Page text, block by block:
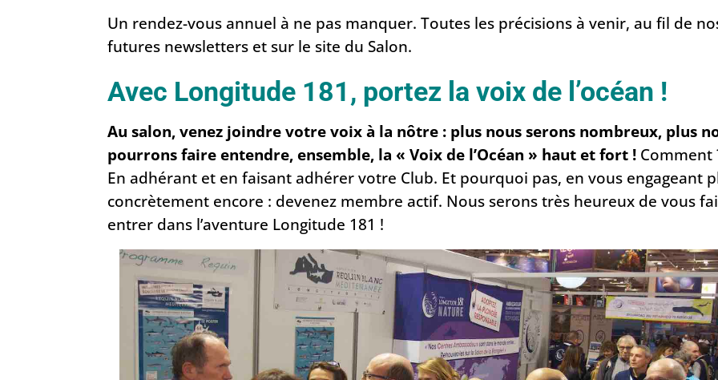
Un rendez-vous annuel à ne pas manquer. Toutes les précisions à venir, au fil de
futures newsletters et sur le site du Salon.
Avec Longitude 181, portez la voix de l’océan !
Au salon, venez joindre votre voix à la nôtre : plus nous serons nombreux, plus
pourrons faire entendre, ensemble, la « Voix de l’Océan » haut et fort ! Comment
En adhérant et en faisant adhérer votre Club. Et pourquoi pas, en vous engageant
concrètement encore : devenez membre actif. Nous serons très heureux de vous
entrer dans l’aventure Longitude 181 !